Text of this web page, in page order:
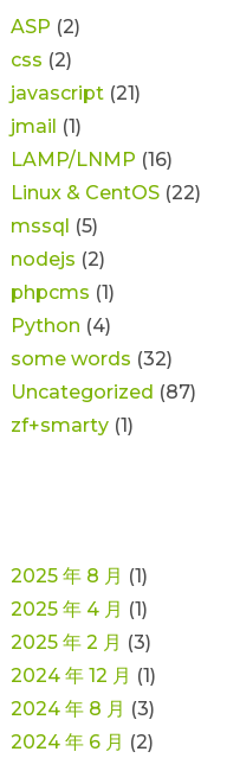
ASP (2)
css (2)
javascript (21)
jmail (1)
LAMP/LNMP (16)
Linux & CentOS (22)
mssql (5)
nodejs (2)
phpcms (1)
Python (4)
some words (32)
Uncategorized (87)
zf+smarty (1)
2025 年 8 月 (1)
2025 年 4 月 (1)
2025 年 2 月 (3)
2024 年 12 月 (1)
2024 年 8 月 (3)
2024 年 6 月 (2)